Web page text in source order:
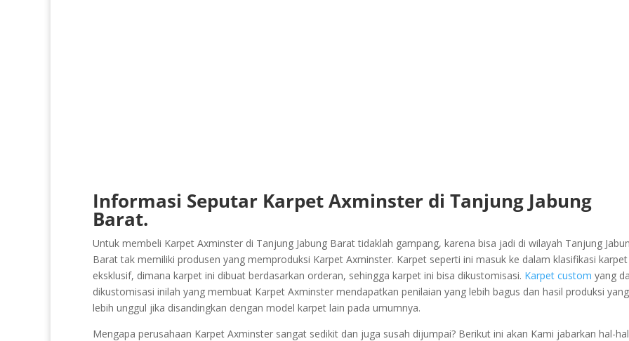
Informasi Seputar Karpet Axminster di Tanjung Jabung
Barat.
Untuk membeli Karpet Axminster di Tanjung Jabung Barat tidaklah gampang, karena bisa jadi di wilayah Tanjung
Barat tak memiliki produsen yang memproduksi Karpet Axminster. Karpet seperti ini masuk ke dalam klasifikasi karpet
eksklusif, dimana karpet ini dibuat berdasarkan orderan, sehingga karpet ini bisa dikustomisasi. Karpet custom yang
dikustomisasi inilah yang membuat Karpet Axminster mendapatkan penilaian yang lebih bagus dan hasil produksi yang
lebih unggul jika disandingkan dengan model karpet lain pada umumnya.
Mengapa perusahaan Karpet Axminster sangat sedikit dan juga susah dijumpai? Berikut ini akan Kami jabarkan hal-hal